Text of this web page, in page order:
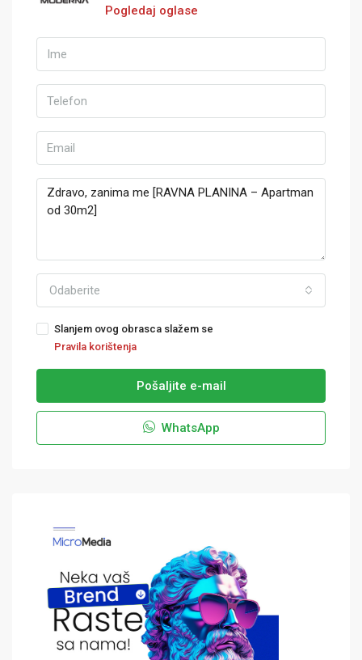
Pogledaj oglase
Odaberite
Slanjem ovog obrasca slažem se
Pravila korištenja
Pošaljite e-mail
WhatsApp